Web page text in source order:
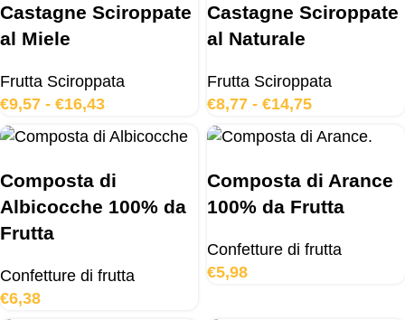
Castagne Sciroppate
al Miele
Frutta Sciroppata
€9,57 - €16,43
Castagne Sciroppate
al Naturale
Frutta Sciroppata
€8,77 - €14,75
Composta di
Albicocche 100% da
Frutta
Confetture di frutta
€6,38
Composta di Arance
100% da Frutta
Confetture di frutta
€5,98